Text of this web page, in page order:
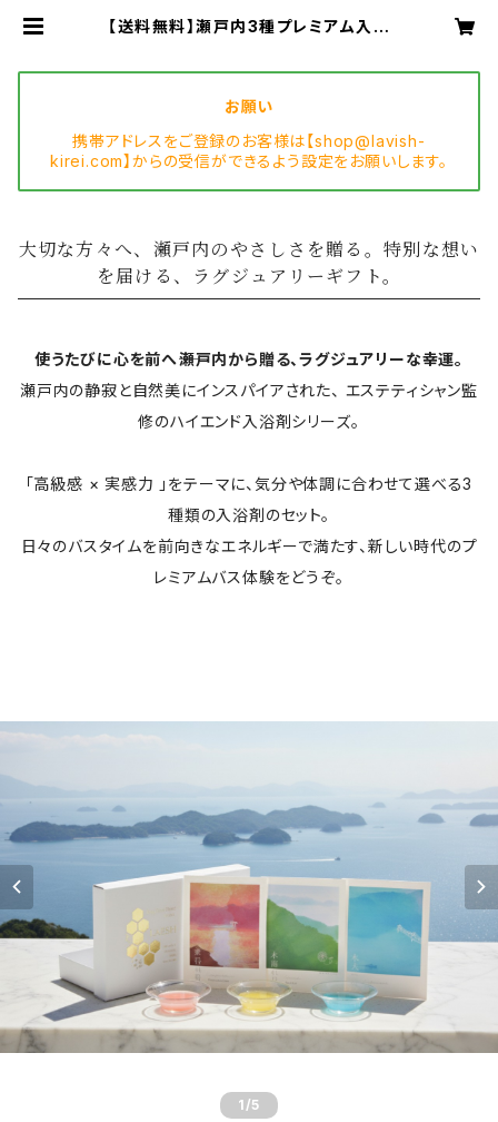
【送料無料】瀬戸内3種プレミアム入浴
LAVISH ラヴィッシュ
お願い
携帯アドレスをご登録のお客様は【shop@lavish-
kirei.com】からの受信ができるよう設定をお願いします。
大切な方々へ、瀬戸内のやさしさを贈る。特別な想い
を届ける、ラグジュアリーギフト。
使うたびに心を前へ――瀬戸内から贈る、ラグジュアリーな幸運。
瀬戸内の静寂と自然美にインスパイアされた、 エステティシャン監
修のハイエンド入浴剤シリーズ。
「高級感 × 実感力 」をテーマに、気分や体調に合わせて選べる3
種類の入浴剤のセット。
日々のバスタイムを前向きなエネルギーで満たす、新しい時代のプ
レミアムバス体験をどうぞ。
1 /5